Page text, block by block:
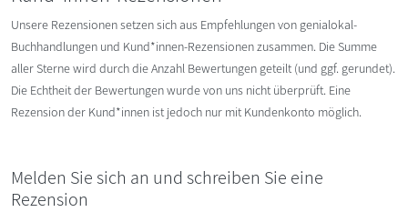
Unsere Rezensionen setzen sich aus Empfehlungen von genialokal-
Buchhandlungen und Kund*innen-Rezensionen zusammen. Die Summe
aller Sterne wird durch die Anzahl Bewertungen geteilt (und ggf. gerundet).
Die Echtheit der Bewertungen wurde von uns nicht überprüft. Eine
Rezension der Kund*innen ist jedoch nur mit Kundenkonto möglich.
Melden Sie sich an und schreiben Sie eine
Rezension